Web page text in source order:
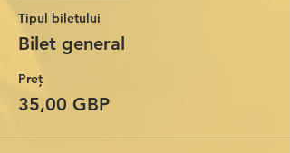
Tipul biletului
Bilet general
Preț
35,00 GBP